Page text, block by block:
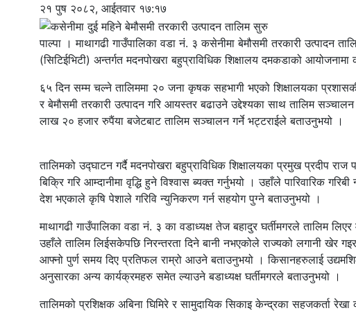
२१ पुष २०८२, आईतवार १७:१७
पाल्पा । माथागढी गाउँपालिका वडा नं. ३ कसेनीमा बेमौसमी तरकारी उत्पादन
(सिटिईभिटी) अन्तर्गत मदनपोखरा बहुप्राविधिक शिक्षालय दमकडाको
६५ दिन सम्म चल्ने तालिममा २० जना कृषक सहभागी भएको शिक्षालयका
र बेमौसमी तरकारी उत्पादन गरि आयस्तर बढाउने उद्देश्यका साथ तालिम
लाख २० हजार रुपैंया बजेटबाट तालिम सञ्चालन गर्ने भट्टराईले बताउनुभयो ।
तालिमको उद्घाटन गर्दै मदनपोखरा बहुप्राविधिक शिक्षालयका प्रमुख प्रदीप
बिक्रि गरि आम्दानीमा वृद्धि हुने विश्वास ब्यक्त गर्नुभयो । उहाँले पारिवारिक
देश भएकाले कृषि पेशाले गरिवि न्युनिकरण गर्न सहयोग पुग्ने बताउनुभयो ।
माथागढी गाउँपालिका वडा नं. ३ का वडाध्यक्ष तेज बहादुर घर्तीमगरले तालिम
उहाँले तालिम लिईसकेपछि निरन्तरता दिने बानी नभएकोले राज्यको लगानी खेर
आफ्नो पुर्ण समय दिए प्रतिफल राम्रो आउने बताउनुभयो । किसानहरुलाई
अनुसारका अन्य कार्यक्रमहरु समेत ल्याउने बडाध्यक्ष घर्तीमगरले बताउनुभयो ।
तालिमको प्रशिक्षक अबिना घिमिरे र सामुदायिक सिकाइ केन्द्रका सहजकर्ता